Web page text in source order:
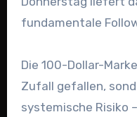
fundamentale
Die 100-Dollar-
Zufall gefallen,
systemische Risiko